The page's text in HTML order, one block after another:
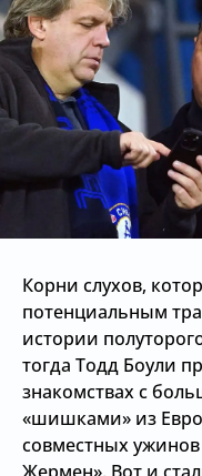
Корни слухов,
потенциальным
истории
тогда Тодд Боули
знакомствах с
«шишками» из
совместных